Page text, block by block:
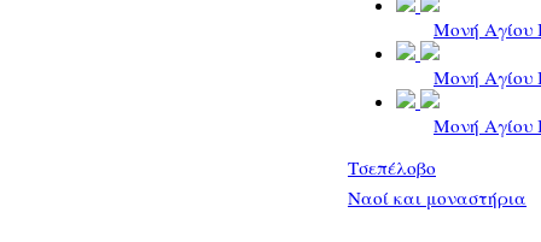
Μονή Αγίου
Μονή Αγίου
Μονή Αγίου
Τσεπέλοβο
Ναοί και μοναστήρια